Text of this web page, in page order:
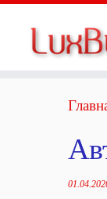
Перейти
содержимому